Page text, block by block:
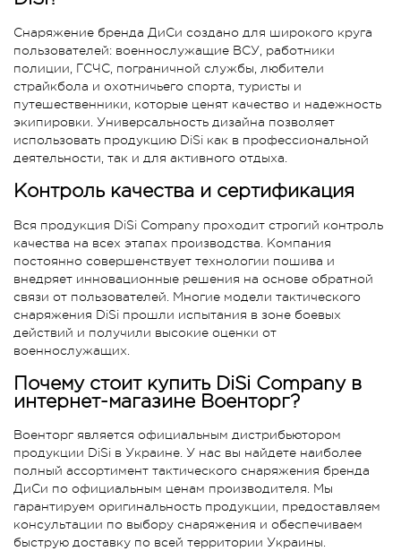
Снаряжение бренда ДиСи создано для широкого круга
пользователей: военнослужащие ВСУ, работники
полиции, ГСЧС, пограничной службы, любители
страйкбола и охотничьего спорта, туристы и
путешественники, которые ценят качество и надежность
экипировки. Универсальность дизайна позволяет
использовать продукцию DiSi как в профессиональной
деятельности, так и для активного отдыха.
Контроль качества и сертификация
Вся продукция DiSi Company проходит строгий контроль
качества на всех этапах производства. Компания
постоянно совершенствует технологии пошива и
внедряет инновационные решения на основе обратной
связи от пользователей. Многие модели тактического
снаряжения DiSi прошли испытания в зоне боевых
действий и получили высокие оценки от
военнослужащих.
Почему стоит купить DiSi Company в
интернет-магазине Военторг?
Военторг является официальным дистрибьютором
продукции DiSi в Украине. У нас вы найдете наиболее
полный ассортимент тактического снаряжения бренда
ДиСи по официальным ценам производителя. Мы
гарантируем оригинальность продукции, предоставляем
консультации по выбору снаряжения и обеспечиваем
быструю доставку по всей территории Украины.